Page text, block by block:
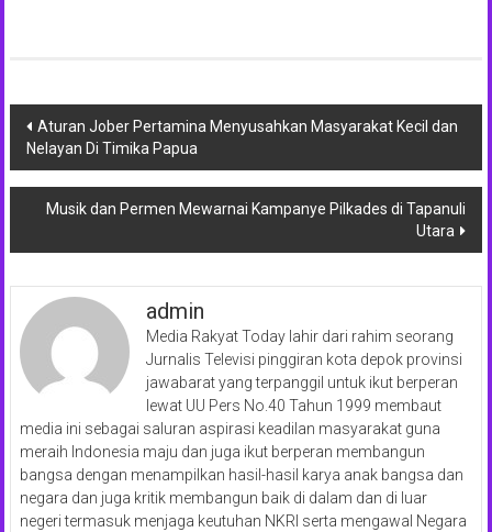
Navigasi
pos
Aturan Jober Pertamina Menyusahkan Masyarakat Kecil dan
Nelayan Di Timika Papua
Musik dan Permen Mewarnai Kampanye Pilkades di Tapanuli
Utara
admin
Media Rakyat Today lahir dari rahim seorang
Jurnalis Televisi pinggiran kota depok provinsi
jawabarat yang terpanggil untuk ikut berperan
lewat UU Pers No.40 Tahun 1999 membaut
media ini sebagai saluran aspirasi keadilan masyarakat guna
meraih Indonesia maju dan juga ikut berperan membangun
bangsa dengan menampilkan hasil-hasil karya anak bangsa dan
negara dan juga kritik membangun baik di dalam dan di luar
negeri termasuk menjaga keutuhan NKRI serta mengawal Negara